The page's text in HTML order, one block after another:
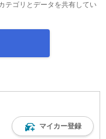
テゴリとデータを共有してい
マイカー登録